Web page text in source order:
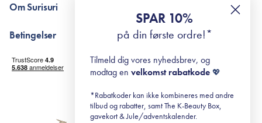
RE-ZIP
Retinol for begyndere
surisuri's mini guide til rosacea
Om Surisuri
Black Friday
Betingelser
Levering og returnering
Handelsbetingelser
Abonnementsbetingelser
SPAR 10%
på din første ordre!*
Tilmeld dig vores nyhedsbrev, og
modtag en velkomst rabatkode 💖
*Rabatkoder kan ikke kombineres med andre
tilbud og rabatter, samt The K-Beauty Box,
gavekort & Jule/adventskalender.